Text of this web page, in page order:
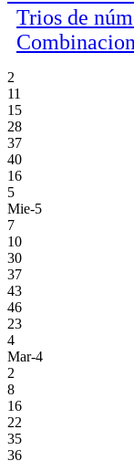
Trios de
2
11
15
28
37
40
16
5
Mie-5
7
10
30
37
43
46
23
4
Mar-4
2
8
16
22
35
36